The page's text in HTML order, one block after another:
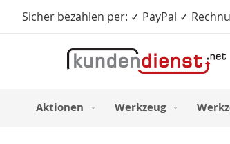
Sicher bezahlen per: ✓ PayPal ✓
Aktionen Werkzeug